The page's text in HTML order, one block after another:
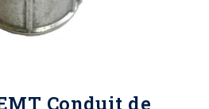
Conduit de